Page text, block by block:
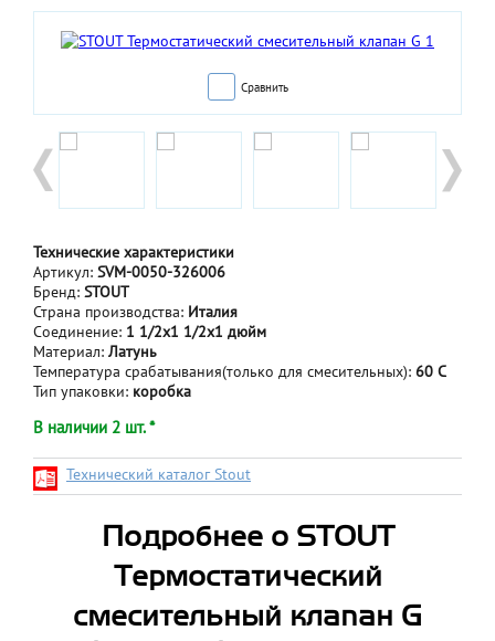
Сравнить
Технические характеристики
Артикул: SVM-0050-326006
Бренд: STOUT
Страна производства: Италия
Соединение: 1 1/2x1 1/2x1 дюйм
Материал: Латунь
Температура срабатывания(только для смесительных): 60 С
Тип упаковки: коробка
В наличии 2 шт. *
Технический каталог Stout
Подробнее о STOUT
Термостатический
смесительный клапан G